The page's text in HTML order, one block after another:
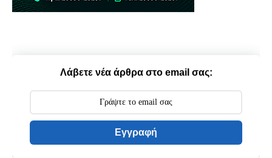
Λάβετε νέα άρθρα στο email σας:
Εγγραφή